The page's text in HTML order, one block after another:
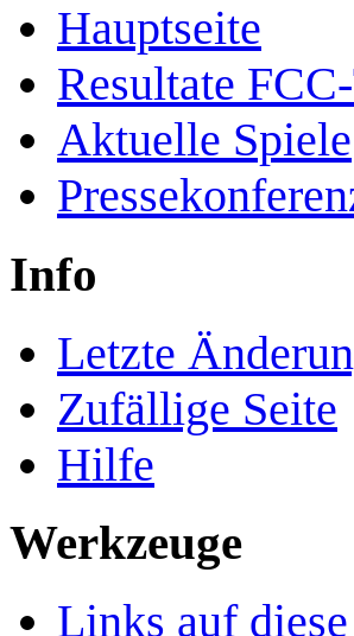
Hauptseite
Resultate
Aktuelle Spiele
Info
Letzte
Zufällige Seite
Hilfe
Werkzeuge
Links auf